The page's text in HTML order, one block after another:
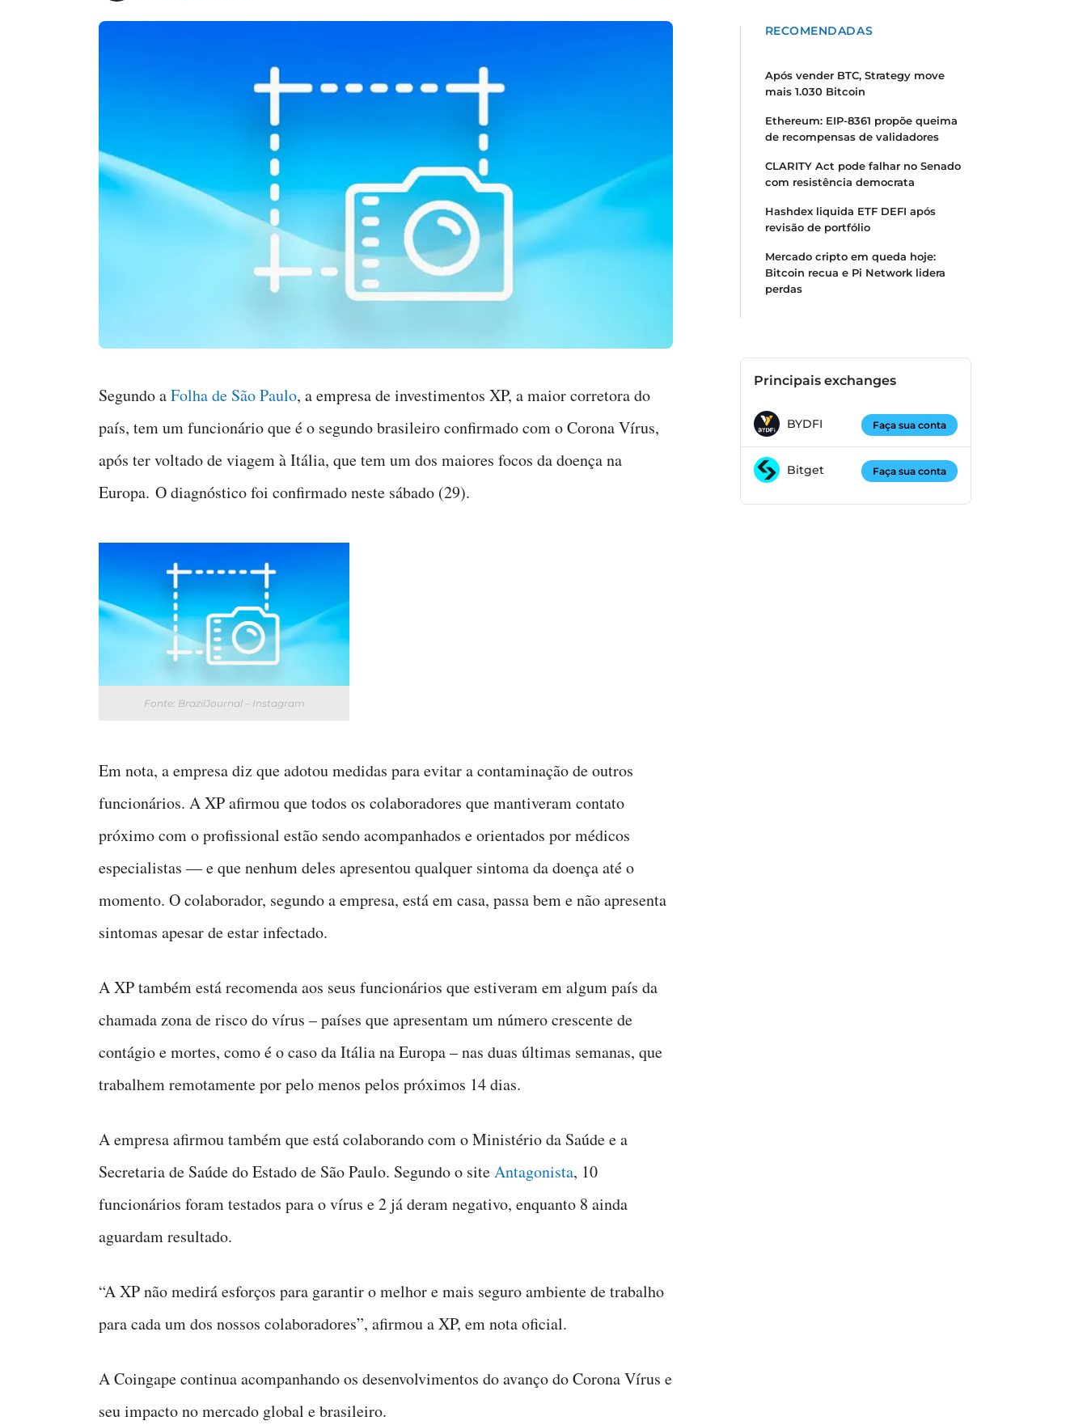
Segundo aFolha de São Paulo, a empresa de investimentos XP, a maior corretora do
país, tem um funcionário que é o segundo brasileiro confirmado com o Corona Vírus,
após ter voltado de viagem à Itália, que tem um dos maiores focos da doença na
Europa. O diagnóstico foi confirmado neste sábado (29).
Fonte: BrazilJournal – Instagram
Em nota, a empresa diz que adotou medidas para evitar a contaminação de outros
funcionários. A XP afirmou que todos os colaboradores que mantiveram contato
próximo com o profissional estão sendo acompanhados e orientados por médicos
especialistas — e que nenhum deles apresentou qualquer sintoma da doença até o
momento. O colaborador, segundo a empresa, está em casa, passa bem e não apresenta
sintomas apesar de estar infectado.
A XP também está recomenda aos seus funcionários que estiveram em algum país da
chamada zona de risco do vírus – países que apresentam um número crescente de
contágio e mortes, como é o caso da Itália na Europa – nas duas últimas semanas, que
trabalhem remotamente por pelo menos pelos próximos 14 dias.
A empresa afirmou também que está colaborando com o Ministério da Saúde e a
Secretaria de Saúde do Estado de São Paulo. Segundo o siteAntagonista, 10
funcionários foram testados para o vírus e 2 já deram negativo, enquanto 8 ainda
aguardam resultado.
“A XP não medirá esforços para garantir o melhor e mais seguro ambiente de trabalho
para cada um dos nossos colaboradores”, afirmou a XP, em nota oficial.
A Coingape continua acompanhando os desenvolvimentos do avanço do Corona Vírus e
seu impacto no mercado global e brasileiro.
RECOMENDADAS
Após vender BTC, Strategy move
mais 1.030 Bitcoin
Ethereum: EIP-8361 propõe queima
de recompensas de validadores
CLARITY Act pode falhar no Senado
com resistência democrata
Hashdex liquida ETF DEFI após
revisão de portfólio
Mercado cripto em queda hoje:
Bitcoin recua e Pi Network lidera
perdas
Principais exchanges
BYDFI Faça sua conta
Bitget Faça sua conta